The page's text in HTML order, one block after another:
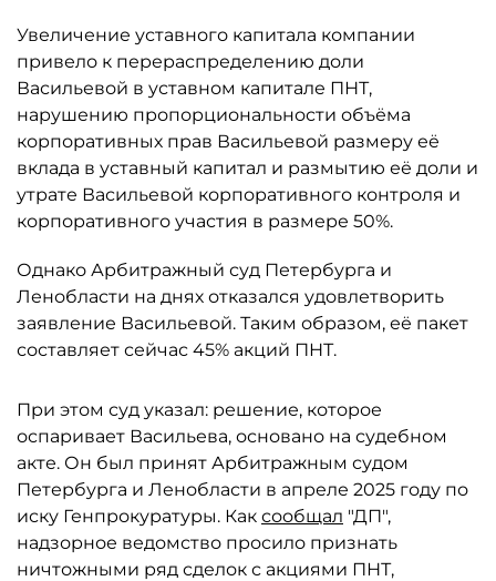
Увеличение уставного капитала компании
привело к перераспределению доли
Васильевой в уставном капитале ПНТ,
нарушению пропорциональности объёма
корпоративных прав Васильевой размеру её
вклада в уставный капитал и размытию её доли и
утрате Васильевой корпоративного контроля и
корпоративного участия в размере 50%.
Однако Арбитражный суд Петербурга и
Ленобласти на днях отказался удовлетворить
заявление Васильевой. Таким образом, её пакет
составляет сейчас 45% акций ПНТ.
При этом суд указал: решение, которое
оспаривает Васильева, основано на судебном
акте. Он был принят Арбитражным судом
Петербурга и Ленобласти в апреле 2025 году по
иску Генпрокуратуры. Как сообщал "ДП",
надзорное ведомство просило признать
ничтожными ряд сделок с акциями ПНТ,